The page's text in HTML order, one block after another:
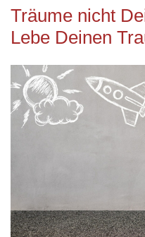
Träume nicht
Lebe Deinen